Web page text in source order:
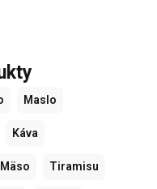
Maslo
Káva
Mäso Tiramisu